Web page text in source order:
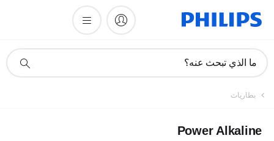
دعم
ما الذي تبحث عنه؟
تسجيل
بطاريات
Power Alkaline